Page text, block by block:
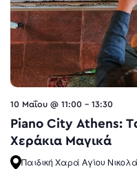
10 Μαΐου @ 11:00 - 13:30
Piano City Athens:
Χεράκια Μαγικά
Παιδική Χαρά Αγίου